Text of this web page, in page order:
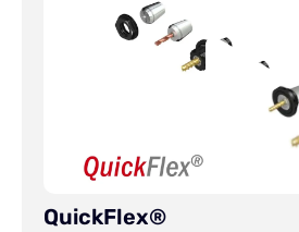
QuickFlex®